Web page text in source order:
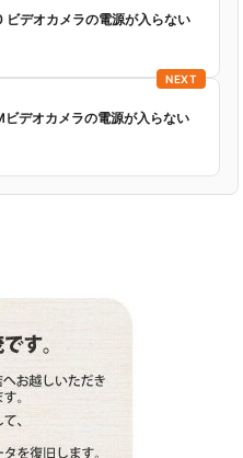
デオカメラの電源が入らない
NEXT
デオカメラの電源が入らない